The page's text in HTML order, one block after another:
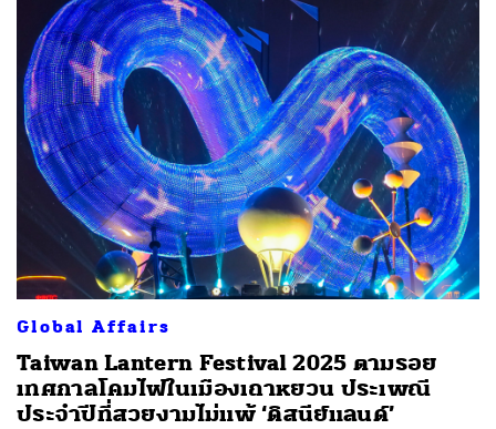
Global Affairs
Taiwan Lantern Festival 2025 ตามรอย
เทศกาลโคมไฟในเมืองเถาหยวน ประเพณี
ประจำปีที่สวยงามไม่แพ้ ‘ดิสนีย์แลนด์’